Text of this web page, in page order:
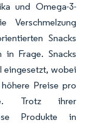
und Omega-3-
Verschmelzung
Snacks
in Frage. Snacks
eingesetzt, wobei
Preise pro
Trotz ihrer
Produkte in